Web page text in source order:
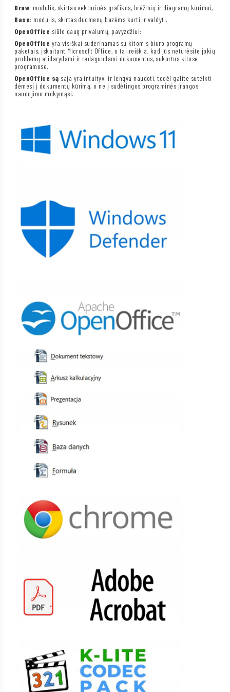
Draw: modulis, skirtas vektorinės grafikos, brėžinių ir diagramų kūrimui,
Base: modulis, skirtas duomenų bazėms kurti ir valdyti.
OpenOffice siūlo daug privalumų, pavyzdžiui:
OpenOffice yra visiškai suderinamas su kitomis biuro programų
paketais, įskaitant Microsoft Office, o tai reiškia, kad jūs neturėsite jokių
problemų atidarydami ir redaguodami dokumentus, sukurtus kitose
programose.
OpenOffice są saja yra intuityvi ir lengva naudoti, todėl galite sutelkti
dėmesį į dokumentų kūrimą, o ne į sudėtingos programinės įrangos
naudojimo mokymąsi.